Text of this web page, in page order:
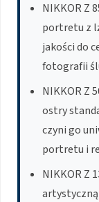
NIKKOR Z
portretu z
jakości do
fotografii
NIKKOR Z
ostry
czyni go
portretu i
NIKKOR Z